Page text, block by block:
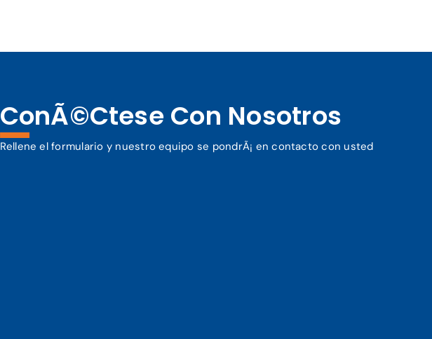
ConÃ©ctese Con Nosotros
Rellene el formulario y nuestro equipo se pondrÃ¡ en contacto con usted